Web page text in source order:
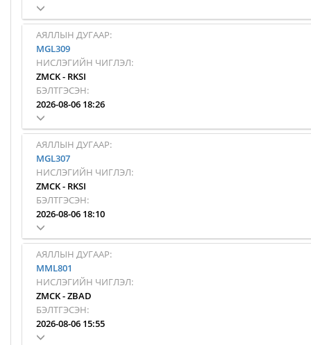
АЯЛЛЫН ДУГААР:
MGL309
НИСЛЭГИЙН ЧИГЛЭЛ:
ZMCK- RKSI
БЭЛТГЭСЭН:
2026-08-06 18:26
АЯЛЛЫН ДУГААР:
MGL307
НИСЛЭГИЙН ЧИГЛЭЛ:
ZMCK- RKSI
БЭЛТГЭСЭН:
2026-08-06 18:10
АЯЛЛЫН ДУГААР:
MML801
НИСЛЭГИЙН ЧИГЛЭЛ:
ZMCK-ZBAD
БЭЛТГЭСЭН:
2026-08-06 15:55